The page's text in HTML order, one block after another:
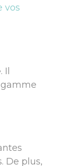
vos
. Il
De plus,